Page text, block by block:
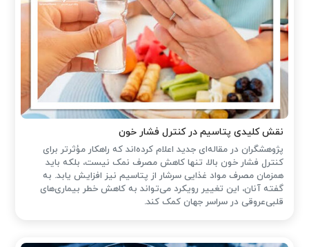
نقش کلیدی پتاسیم در کنترل فشار خون
پژوهشگران در مقاله‌ای جدید اعلام کرده‌اند که راهکار مؤثرتر برای
کنترل فشار خون بالا، تنها کاهش مصرف نمک نیست، بلکه باید
همزمان مصرف مواد غذایی سرشار از پتاسیم نیز افزایش یابد. به
گفته آنان، این تغییر رویکرد می‌تواند به کاهش خطر بیماری‌های
قلبی‌عروقی در سراسر جهان کمک کند.